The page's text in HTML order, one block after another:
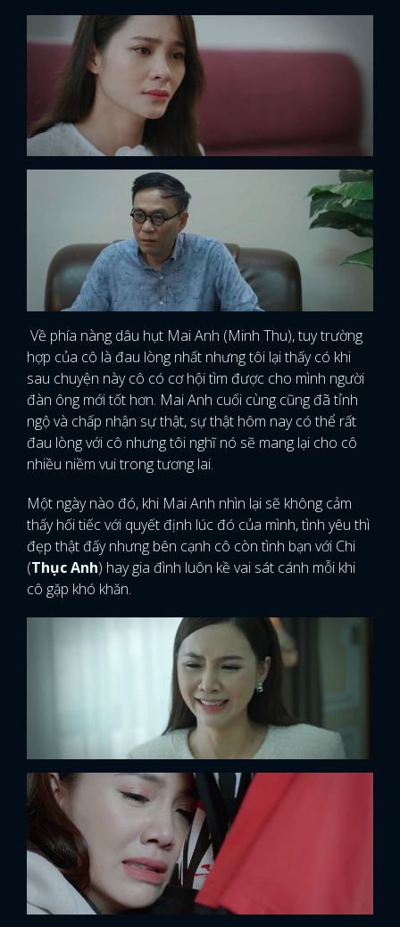
Về phía nàng dâu hụt Mai Anh (Minh Thu), tuy trường
hợp của cô là đau lòng nhất nhưng tôi lại thấy có khi
sau chuyện này cô có cơ hội tìm được cho mình người
đàn ông mới tốt hơn. Mai Anh cuối cùng cũng đã tỉnh
ngộ và chấp nhận sự thật, sự thật hôm nay có thể rất
đau lòng với cô nhưng tôi nghĩ nó sẽ mang lại cho cô
nhiều niềm vui trong tương lai.
Một ngày nào đó, khi Mai Anh nhìn lại sẽ không cảm
thấy hối tiếc với quyết định lúc đó của mình, tình yêu thì
đẹp thật đấy nhưng bên cạnh cô còn tình bạn với Chi
(Thục Anh) hay gia đình luôn kề vai sát cánh mỗi khi
cô gặp khó khăn.